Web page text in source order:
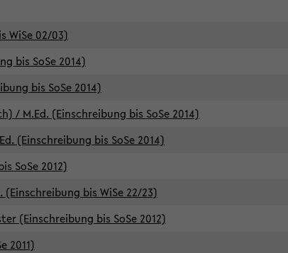
WiSe 02/03)
bis SoSe 2014)
bis SoSe 2014)
/ M.Ed. (Einschreibung bis SoSe 2014)
(Einschreibung bis SoSe 2014)
SoSe 2012)
bis WiSe 22/23)
(Einschreibung bis SoSe 2012)
2011)